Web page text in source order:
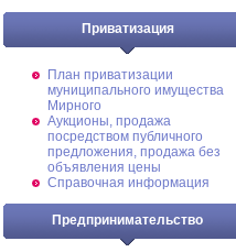
Приватизация
План приватизации
муниципального имущества
Мирного
Аукционы, продажа
посредством публичного
предложения, продажа без
объявления цены
Справочная информация
Предпринимательство